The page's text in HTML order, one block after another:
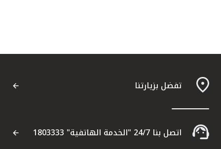
تفضل بزيارتنا
اتصل بنا 24/7 "الخدمة الهاتفية" 1803333